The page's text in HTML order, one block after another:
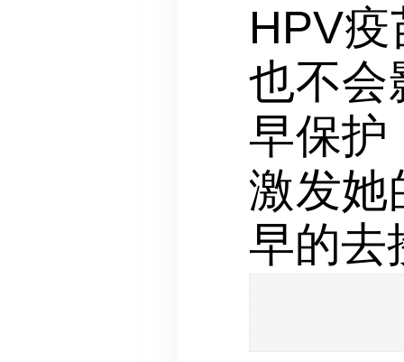
HPV
也不会
早保
激发她
早的